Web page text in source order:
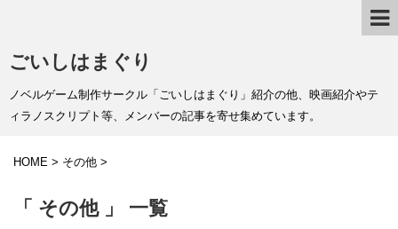
ごいしはまぐり
ノベルゲーム制作サークル「ごいしはまぐり」紹介の他、映画紹介やテ
ィラノスクリプト等、メンバーの記事を寄せ集めています。
HOME > その他 >
「 その他 」 一覧